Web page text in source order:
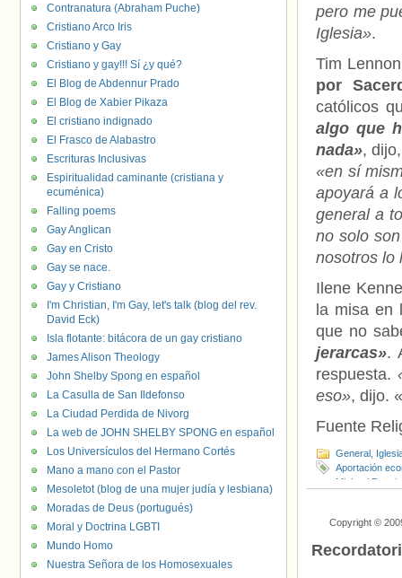
pero me
Iglesia».
Tim
por
católicos
algo que
nada»,
«en sí
apoyará a
general a
no solo
nosotros lo
Ilene
la misa en
que no
jerarcas».
respuesta.
eso», dijo. «
Fuente
General
Aportación
Michael
Copyright ©
Contranatura (Abraham Puche)
Cristiano Arco Iris
Cristiano y Gay
Cristiano y gay!!! Sí ¿y qué?
El Blog de Abdennur Prado
El Blog de Xabier Pikaza
El cristiano indignado
El Frasco de Alabastro
Escrituras Inclusivas
Espiritualidad caminante (cristiana y
ecuménica)
Falling poems
Gay Anglican
Gay en Cristo
Gay se nace.
Gay y Cristiano
I'm Christian, I'm Gay, let's talk (blog del rev.
David Eck)
Isla flotante: bitácora de un gay cristiano
James Alison Theology
John Shelby Spong en español
La Casulla de San Ildefonso
La Ciudad Perdida de Nivorg
La web de JOHN SHELBY SPONG en español
Los Universículos del Hermano Cortés
Mano a mano con el Pastor
Mesoletot (blog de una mujer judía y lesbiana)
Moradas de Deus (portugués)
Moral y Doctrina LGBTI
Mundo Homo
Nuestra Señora de los Homosexuales